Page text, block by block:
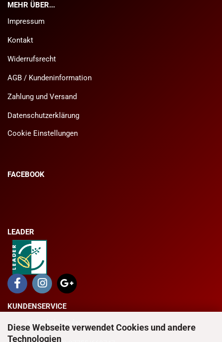
Diese Webseite verwendet Cookies und andere
Technologien
MEHR ÜBER...
Impressum
Kontakt
Widerrufsrecht
AGB / Kundeninformation
Zahlung und Versand
Datenschutzerklärung
Cookie Einstellungen
FACEBOOK
LEADER
KUNDENSERVICE
Kontaktformular